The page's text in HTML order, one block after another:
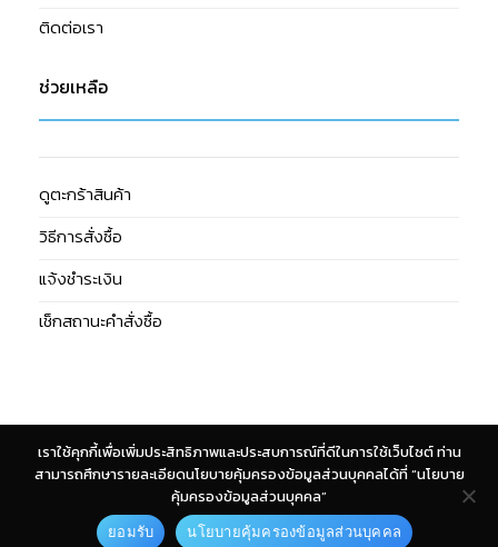
ติดต่อเรา
ช่วยเหลือ
ดูตะกร้าสินค้า
วิธีการสั่งซื้อ
แจ้งชำระเงิน
เช็กสถานะคำสั่งซื้อ
Cash
On
Delivery
Copyright 2026 © Giffshop. Design & Developed byCJ Soft Co.,
Ltd.
เราใช้คุกกี้เพื่อเพิ่มประสิทธิภาพและประสบการณ์ที่ดีในการใช้เว็บไซต์ ท่าน
สามารถศึกษารายละเอียดนโยบายคุ้มครองข้อมูลส่วนบุคคลได้ที่ “นโยบาย
คุ้มครองข้อมูลส่วนบุคคล”
ยอมรับ นโยบายคุ้มครองข้อมูลส่วนบุคคล